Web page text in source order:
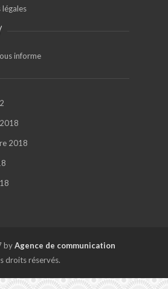
informe
2018
byAgence de communication
droits réservés.